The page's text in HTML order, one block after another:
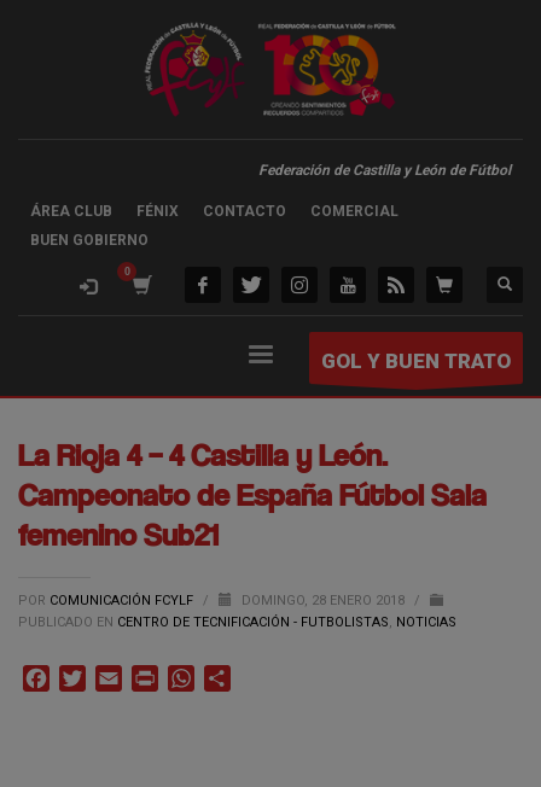
Federación de Castilla y León de Fútbol
ÁREA CLUB FÉNIX CONTACTO
COMERCIAL
BUEN GOBIERNO
GOL Y BUEN TRATO
La Rioja 4 – 4 Castilla y León.
Campeonato de España Fútbol Sala
femenino Sub21
POR COMUNICACIÓN FCYLF / DOMINGO, 28 ENERO 2018
/
PUBLICADO EN CENTRO DE TECNIFICACIÓN - FUTBOLISTAS, NOTICIAS
FacebookTwitterEmail Print WhatsApp